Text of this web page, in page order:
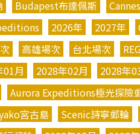
Budapest布達佩斯
2026年 2027年
高雄場次 台北場次
01月 2028年02月 2028年
Aurora Expeditions極光探險
宮古島 Scenic詩寧郵輪